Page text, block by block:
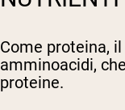
Come proteina,
amminoacidi,
proteine.